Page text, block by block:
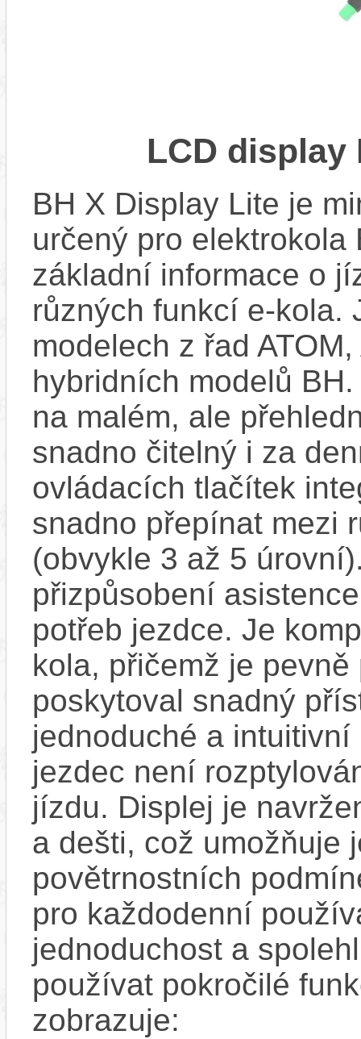
LCD display
BH X Display Lite je
určený pro elektrokola
základní informace o
různých funkcí e-kola.
modelech z řad
hybridních modelů
na malém, ale
snadno čitelný i za
ovládacích tlačítek
snadno přepínat mezi
(obvykle 3 až 5
přizpůsobení
potřeb jezdce. Je
kola, přičemž je
poskytoval snadný
jednoduché a
jezdec není
jízdu. Displej je
a dešti, což umožňuje
povětrnostních
pro každodenní
jednoduchost a
používat pokročilé
zobrazuje: